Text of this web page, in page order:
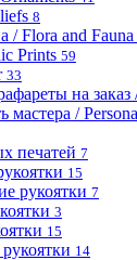
8
/ Flora and Fauna
Prints 59
33
на заказ
мастера /
печатей 7
15
рукоятки 7
3
15
14